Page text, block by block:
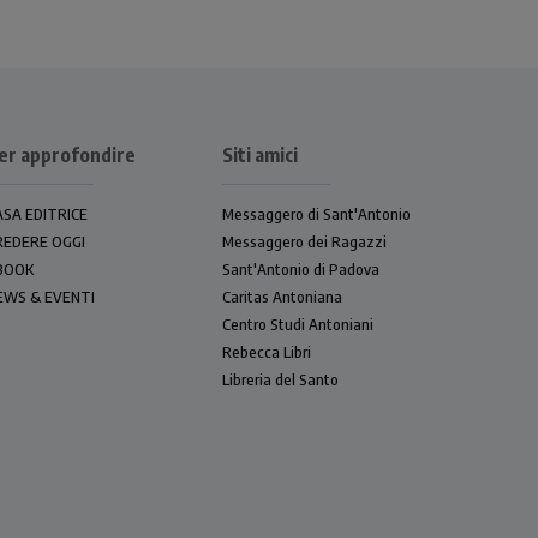
approfondire
EDITRICE
OGGI
& EVENTI
Siti amici
Messaggero di Sant'Antonio
Messaggero dei Ragazzi
Sant'Antonio di Padova
Caritas Antoniana
Centro Studi Antoniani
Rebecca Libri
Libreria del Santo